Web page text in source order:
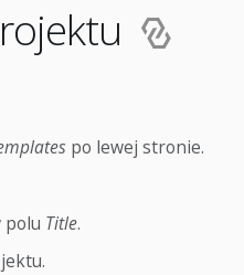
po lewej stronie.
polu Title.